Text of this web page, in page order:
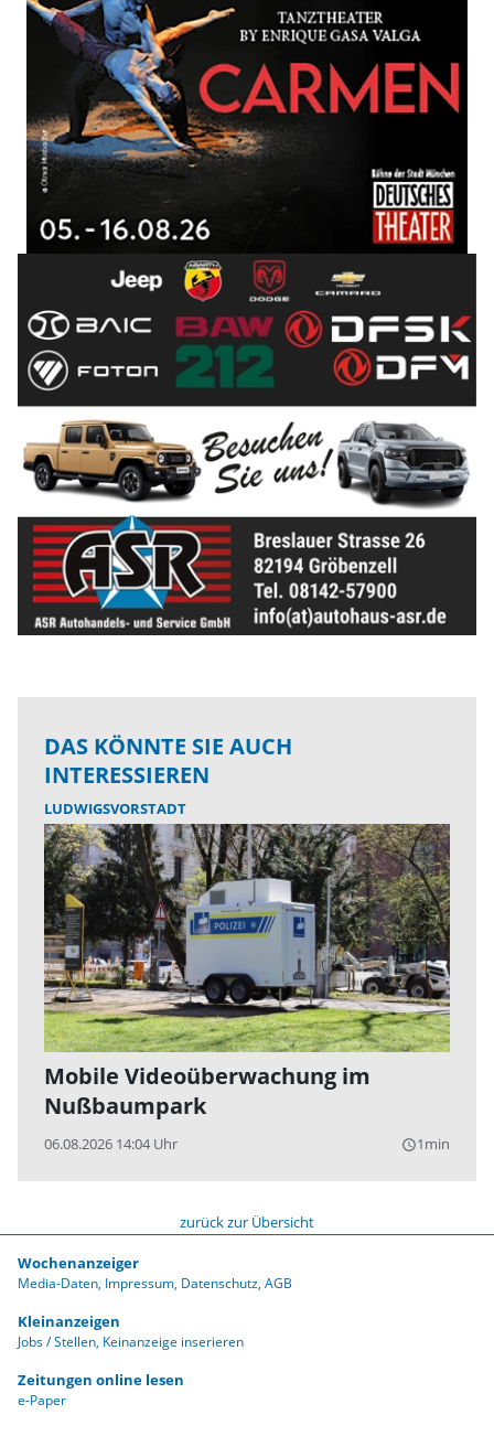
DAS KÖNNTE SIE AUCH
INTERESSIEREN
LUDWIGSVORSTADT
Mobile Videoüberwachung im
Nußbaumpark
06.08.2026 14:04 Uhr query_builder1min
zurück zur Übersicht
Wochenanzeiger
Media-Daten Impressum Datenschutz AGB
Kleinanzeigen
Jobs / Stellen Keinanzeige inserieren
Zeitungen online lesen
e-Paper